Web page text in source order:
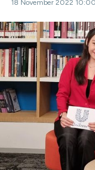
18 November 2022 10:00